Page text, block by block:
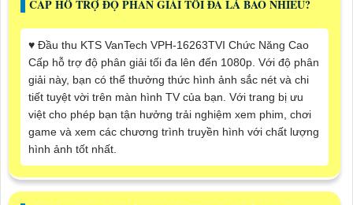
CẤP HỖ TRỢ ĐỘ PHÂN GIẢI TỐI ĐA LÀ BAO NHIÊU?
♥️ Đầu thu KTS VanTech VPH-16263TVI Chức Năng Cao
Cấp hỗ trợ độ phân giải tối đa lên đến 1080p. Với độ phân
giải này, bạn có thể thưởng thức hình ảnh sắc nét và chi
tiết tuyệt vời trên màn hình TV của bạn. Với trang bị ưu
việt cho phép bạn tận hưởng trải nghiệm xem phim, chơi
game và xem các chương trình truyền hình với chất lượng
hình ảnh tốt nhất.